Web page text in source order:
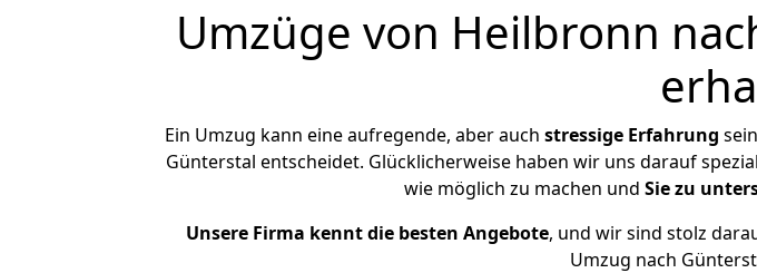
Umzüge von Heilbronn
Ein Umzug kann eine aufregende, aber auch stressige Erfahrung
Günterstal entscheidet. Glücklicherweise haben wir uns darauf
wie möglich zu machen und Sie zu
Unsere Firma kennt die besten Angebote, und wir sind stolz
Umzug nach